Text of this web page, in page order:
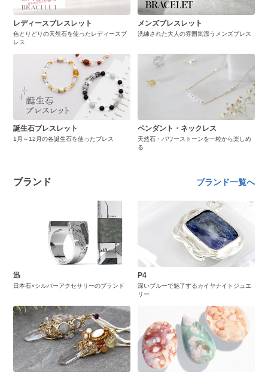
レディースブレスレット
色とりどりの天然石を使ったレディースブ
レス
メンズブレスレット
洗練された大人の雰囲気漂うメンズブレス
誕生石ブレスレット
1月～12月の各誕生石を使ったブレス
ペンダント・ネックレス
天然石・パワーストーンを一粒から楽しめ
る
ブランド ブランド一覧へ
迅
日本石×シルバーアクセサリーのブランド
P4
深いブルーで魅了するカイヤナイトジュエ
リー